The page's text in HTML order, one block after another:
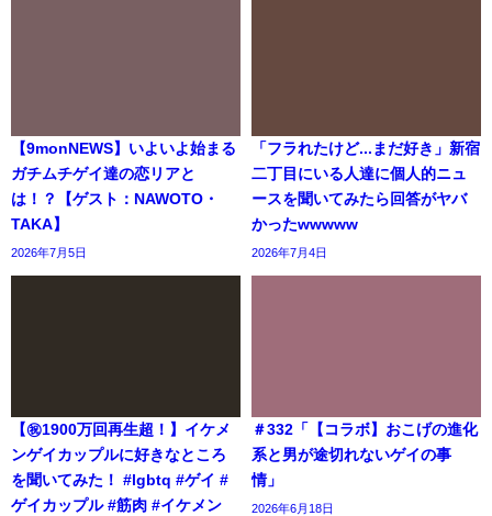
【9monNEWS】いよいよ始まる
ガチムチゲイ達の恋リアと
は！？【ゲスト：NAWOTO・
TAKA】
2026年7月5日
「フラれたけど...まだ好き」新宿
二丁目にいる人達に個人的ニュ
ースを聞いてみたら回答がヤバ
かったwwwww
2026年7月4日
【㊗️1900万回再生超！】イケメ
ンゲイカップルに好きなところ
を聞いてみた！ #lgbtq #ゲイ #
ゲイカップル #筋肉 #イケメン
＃332「【コラボ】おこげの進化
系と男が途切れないゲイの事
情」
2026年6月18日